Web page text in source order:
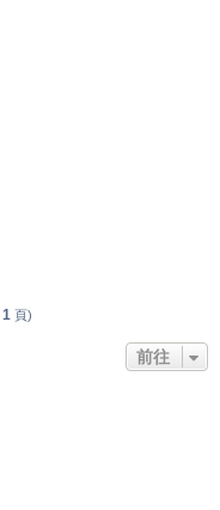
1 頁)
前往